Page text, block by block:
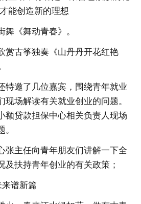
能创造新的理想
舞《舞动青春》。
赏古筝独奏《山丹丹开花红艳
特邀了几位嘉宾，围绕青年就业
现场解读有关就业创业的问题。
额贷款担保中心相关负责人现场
张主任向青年朋友们讲解一下全
及扶持青年创业的有关政策；
谱新篇